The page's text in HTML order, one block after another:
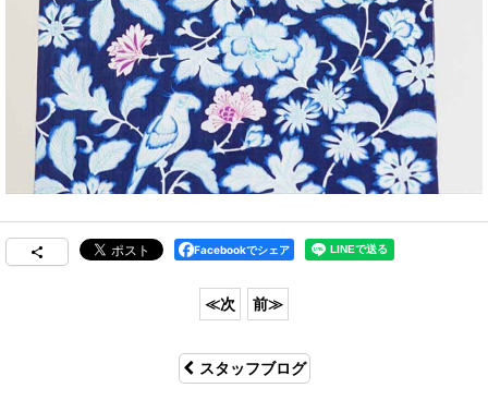
Facebookでシェア
スタッフブログ